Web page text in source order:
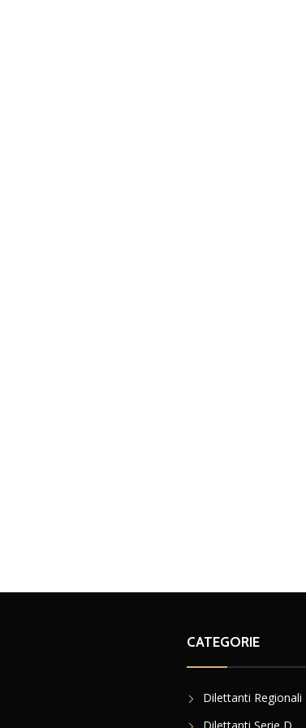
CATEGORIE
Dilettanti Regionali